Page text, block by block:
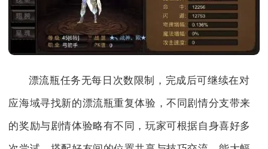
漂流瓶任务无每日次数限制，完成后可继续在对
应海域寻找新的漂流瓶重复体验，不同剧情分支带来
的奖励与剧情体验略有不同，玩家可根据自身喜好多